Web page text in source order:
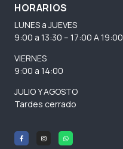
HORARIOS
LUNES a JUEVES
9:00 a 13:30 – 17:00 A 19:00
VIERNES
9:00 a 14:00
JULIO Y AGOSTO
Tardes cerrado